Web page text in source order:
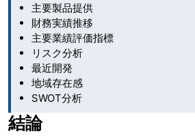
主要製品提供
財務実績推移
主要業績評価指標
リスク分析
最近開発
地域存在感
SWOT分析
結論